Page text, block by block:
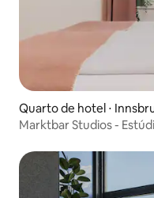
Quarto de hotel ⋅
Marktbar Studios -